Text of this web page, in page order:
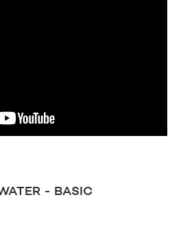
- BASIC